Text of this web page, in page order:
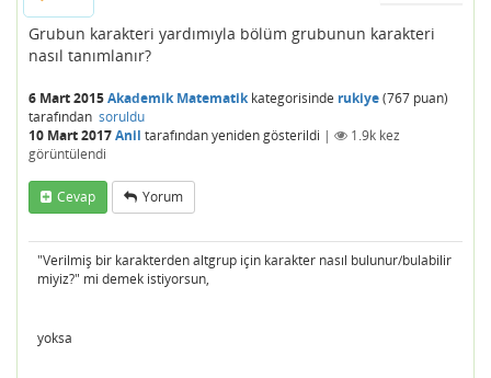
Grubun karakteri yardımıyla bölüm grubunun karakteri
nasıl tanımlanır?
6 Mart 2015Akademik Matematikkategorisinde rukiye(767 puan)
tarafından soruldu
10 Mart 2017Anil tarafındanyeniden gösterildi | 1.9k kez
görüntülendi
Cevap Yorum
"Verilmiş bir karakterden altgrup için karakter nasıl bulunur/bulabilir
miyiz?" mi demek istiyorsun,
yoksa